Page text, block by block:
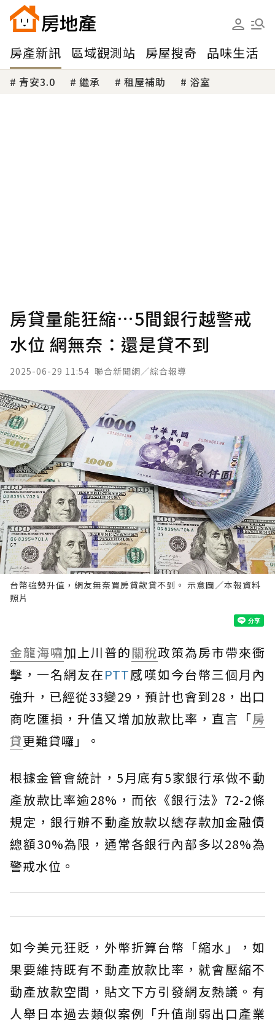
房產新訊 區域觀測站 房屋搜奇 品味生活
青安3.0 繼承 租屋補助 浴室
房貸量能狂縮…5間銀行越警戒
水位 網無奈：還是貸不到
2025-06-29 11:54 聯合新聞網／綜合報導
台幣強勢升值，網友無奈買房貸款貸不到。 示意圖／本報資料
照片
金龍海嘯加上川普的關稅政策為房市帶來衝
擊，一名網友在PTT感嘆如今台幣三個月內
強升，已經從33變29，預計也會到28，出口
商吃匯損，升值又增加放款比率，直言「房
貸更難貸囉」。
根據金管會統計，5月底有5家銀行承做不動
產放款比率逾28%，而依《銀行法》72-2條
規定，銀行辦不動產放款以總存款加金融債
總額30%為限，通常各銀行內部多以28%為
警戒水位。
如今美元狂貶，外幣折算台幣「縮水」，如
果要維持既有不動產放款比率，就會壓縮不
動產放款空間，貼文下方引發網友熱議。有
人舉日本過去類似案例「升值削弱出口產業